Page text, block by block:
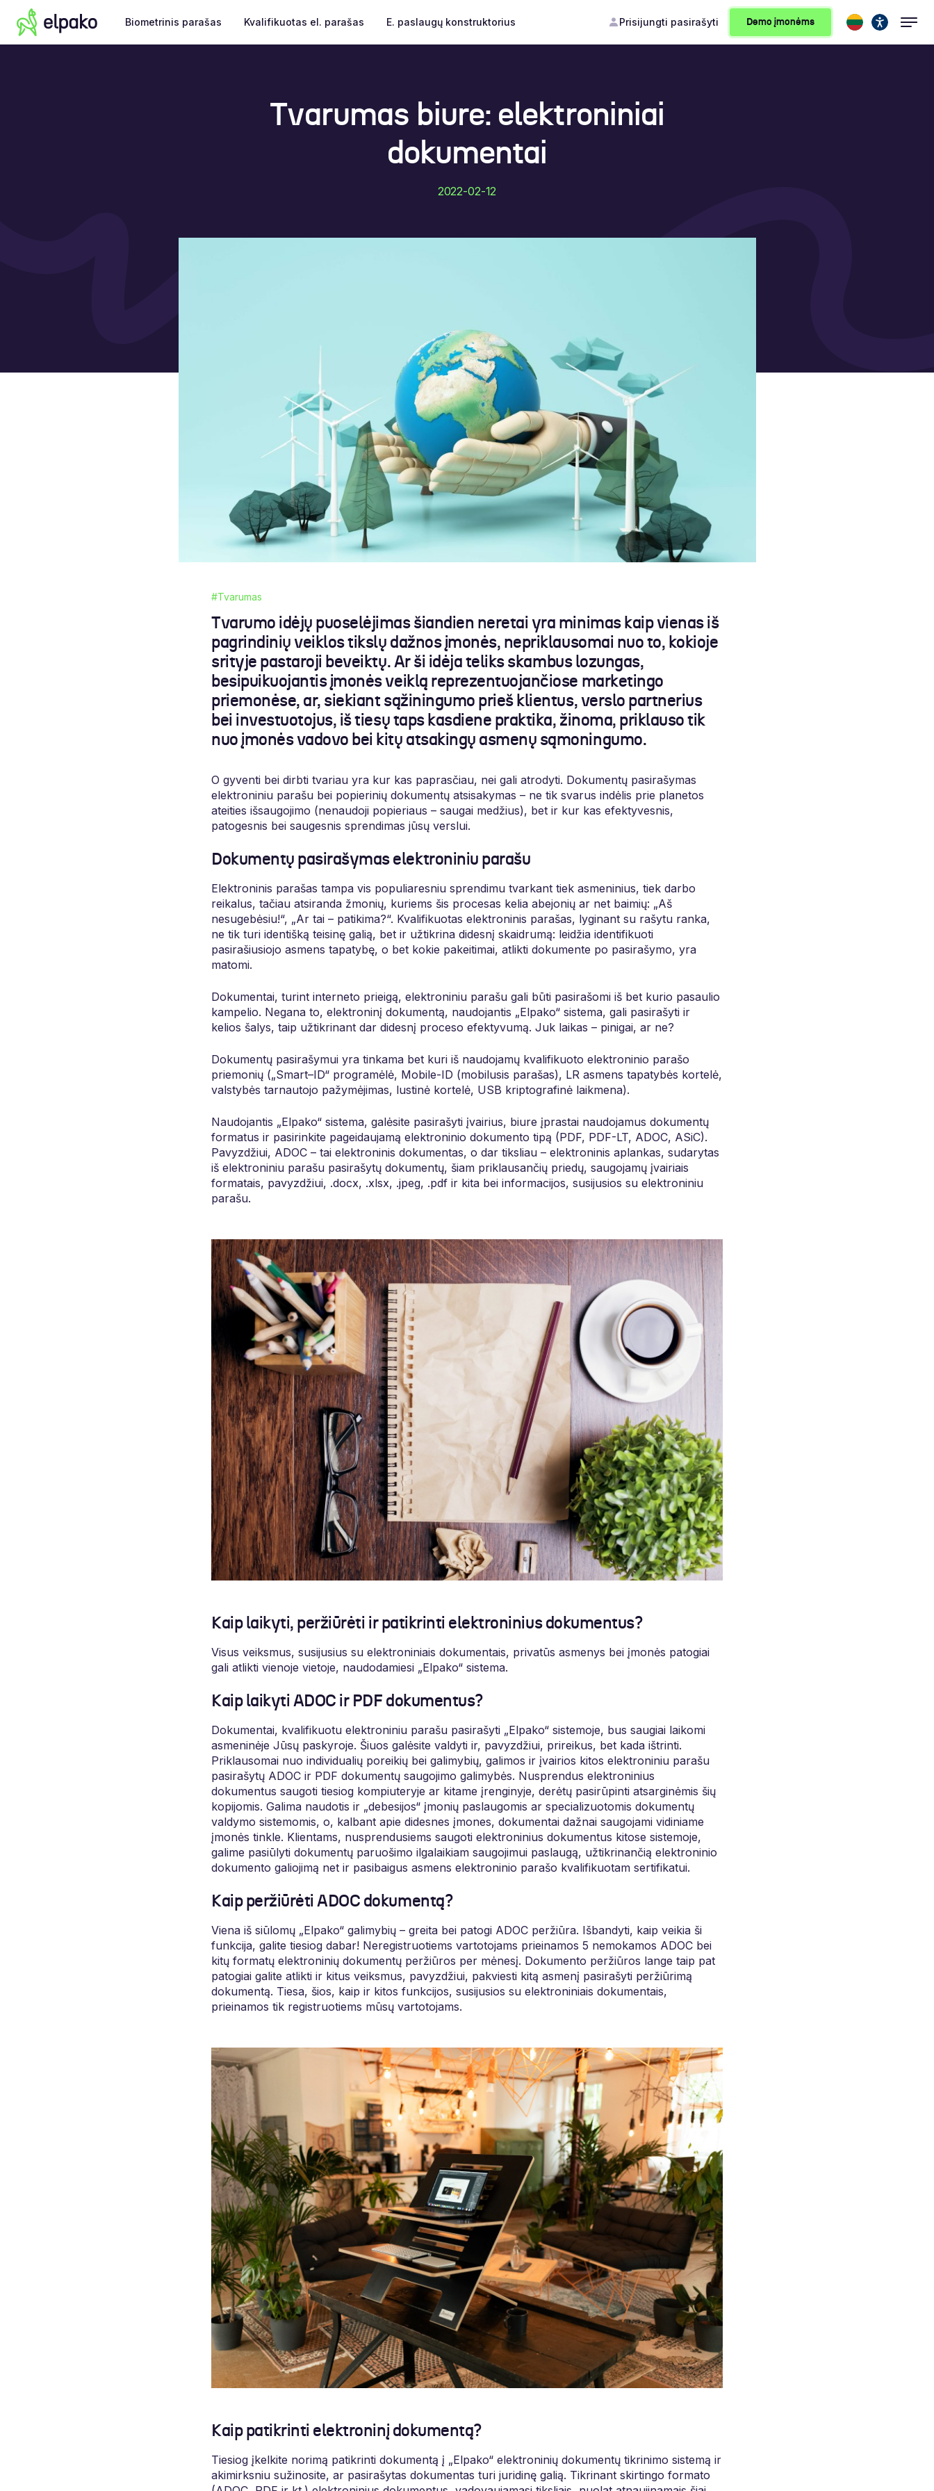
Biometrinis parašas Kvalifikuotas el. parašas E. paslaugų konstruktorius Prisijungti pasirašyti Demo įmonėms
Tvarumas biure: elektroniniai
dokumentai
2022-02-12
#Tvarumas
Tvarumo idėjų puoselėjimas šiandien neretai yra minimas kaip vienas iš
pagrindinių veiklos tikslų dažnos įmonės, nepriklausomai nuo to, kokioje
srityje pastaroji beveiktų. Ar ši idėja teliks skambus lozungas,
besipuikuojantis įmonės veiklą reprezentuojančiose marketingo
priemonėse, ar, siekiant sąžiningumo prieš klientus, verslo partnerius
bei investuotojus, iš tiesų taps kasdiene praktika, žinoma, priklauso tik
nuo įmonės vadovo bei kitų atsakingų asmenų sąmoningumo.
O gyventi bei dirbti tvariau yra kur kas paprasčiau, nei gali atrodyti. Dokumentų pasirašymas
elektroniniu parašu bei popierinių dokumentų atsisakymas – ne tik svarus indėlis prie planetos
ateities išsaugojimo (nenaudoji popieriaus – saugai medžius), bet ir kur kas efektyvesnis,
patogesnis bei saugesnis sprendimas jūsų verslui.
Dokumentų pasirašymas elektroniniu parašu
Elektroninis parašas tampa vis populiaresniu sprendimu tvarkant tiek asmeninius, tiek darbo
reikalus, tačiau atsiranda žmonių, kuriems šis procesas kelia abejonių ar net baimių: „Aš
nesugebėsiu!“, „Ar tai – patikima?“. Kvalifikuotas elektroninis parašas, lyginant su rašytu ranka,
ne tik turi identišką teisinę galią, bet ir užtikrina didesnį skaidrumą: leidžia identifikuoti
pasirašiusiojo asmens tapatybę, o bet kokie pakeitimai, atlikti dokumente po pasirašymo, yra
matomi.
Dokumentai, turint interneto prieigą, elektroniniu parašu gali būti pasirašomi iš bet kurio pasaulio
kampelio. Negana to, elektroninį dokumentą, naudojantis „Elpako“ sistema, gali pasirašyti ir
kelios šalys, taip užtikrinant dar didesnį proceso efektyvumą. Juk laikas – pinigai, ar ne?
Dokumentų pasirašymui yra tinkama bet kuri iš naudojamų kvalifikuoto elektroninio parašo
priemonių („Smart–ID“ programėlė, Mobile-ID (mobilusis parašas), LR asmens tapatybės kortelė,
valstybės tarnautojo pažymėjimas, lustinė kortelė, USB kriptografinė laikmena).
Naudojantis „Elpako“ sistema, galėsite pasirašyti įvairius, biure įprastai naudojamus dokumentų
formatus ir pasirinkite pageidaujamą elektroninio dokumento tipą (PDF, PDF-LT, ADOC, ASiC).
Pavyzdžiui, ADOC – tai elektroninis dokumentas, o dar tiksliau – elektroninis aplankas, sudarytas
iš elektroniniu parašu pasirašytų dokumentų, šiam priklausančių priedų, saugojamų įvairiais
formatais, pavyzdžiui, .docx, .xlsx, .jpeg, .pdf ir kita bei informacijos, susijusios su elektroniniu
parašu.
Kaip laikyti, peržiūrėti ir patikrinti elektroninius dokumentus?
Visus veiksmus, susijusius su elektroniniais dokumentais, privatūs asmenys bei įmonės patogiai
gali atlikti vienoje vietoje, naudodamiesi „Elpako“ sistema.
Kaip laikyti ADOC ir PDF dokumentus?
Dokumentai, kvalifikuotu elektroniniu parašu pasirašyti „Elpako“ sistemoje, bus saugiai laikomi
asmeninėje Jūsų paskyroje. Šiuos galėsite valdyti ir, pavyzdžiui, prireikus, bet kada ištrinti.
Priklausomai nuo individualių poreikių bei galimybių, galimos ir įvairios kitos elektroniniu parašu
pasirašytų ADOC ir PDF dokumentų saugojimo galimybės. Nusprendus elektroninius
dokumentus saugoti tiesiog kompiuteryje ar kitame įrenginyje, derėtų pasirūpinti atsarginėmis šių
kopijomis. Galima naudotis ir „debesijos“ įmonių paslaugomis ar specializuotomis dokumentų
valdymo sistemomis, o, kalbant apie didesnes įmones, dokumentai dažnai saugojami vidiniame
įmonės tinkle. Klientams, nusprendusiems saugoti elektroninius dokumentus kitose sistemoje,
galime pasiūlyti dokumentų paruošimo ilgalaikiam saugojimui paslaugą, užtikrinančią elektroninio
dokumento galiojimą net ir pasibaigus asmens elektroninio parašo kvalifikuotam sertifikatui.
Kaip peržiūrėti ADOC dokumentą?
Viena iš siūlomų „Elpako“ galimybių – greita bei patogi ADOC peržiūra. Išbandyti, kaip veikia ši
funkcija, galite tiesiog dabar! Neregistruotiems vartotojams prieinamos 5 nemokamos ADOC bei
kitų formatų elektroninių dokumentų peržiūros per mėnesį. Dokumento peržiūros lange taip pat
patogiai galite atlikti ir kitus veiksmus, pavyzdžiui, pakviesti kitą asmenį pasirašyti peržiūrimą
dokumentą. Tiesa, šios, kaip ir kitos funkcijos, susijusios su elektroniniais dokumentais,
prieinamos tik registruotiems mūsų vartotojams.
Kaip patikrinti elektroninį dokumentą?
Tiesiog įkelkite norimą patikrinti dokumentą į „Elpako“ elektroninių dokumentų tikrinimo sistemą ir
akimirksniu sužinosite, ar pasirašytas dokumentas turi juridinę galią. Tikrinant skirtingo formato